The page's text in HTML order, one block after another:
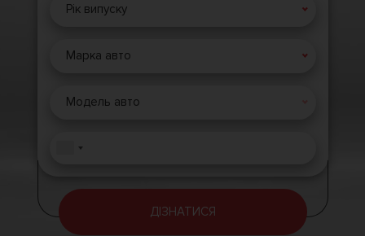
Рік випуску
Марка авто
Модель авто
ДІЗНАТИСЯ